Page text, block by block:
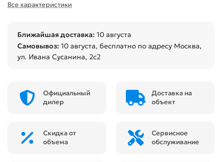
Все характеристики
Ближайшая доставка: 10 августа
Самовывоз: 10 августа, бесплатно по адресу Москва,
ул. Ивана Сусанина, 2с2
Официальный
дилер
Доставка на
объект
Скидка от
объема
Сервисное
обслуживание